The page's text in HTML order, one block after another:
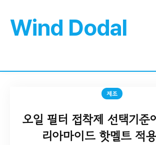
Wind Dodal
제조
오일 필터 접착제 선택기
리아마이드 핫멜트 적